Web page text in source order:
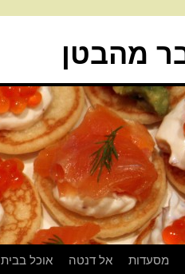
מהבטן
מסעדות אל דנטה אוכל בבית